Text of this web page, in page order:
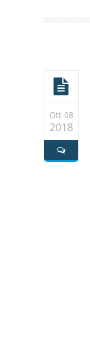
Ott 08
2018